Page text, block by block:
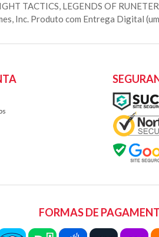
TACTICS, LEGENDS OF
Inc. Produto com Entrega Digital
FORMAS DE